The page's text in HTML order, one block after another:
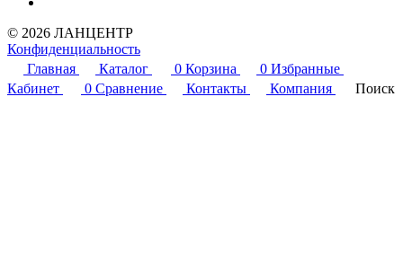
© 2026 ЛАНЦЕНТР
Конфиденциальность
Главная
Каталог 0 Корзина 0 Избранные
Кабинет
0 Сравнение Контакты Компания Поиск